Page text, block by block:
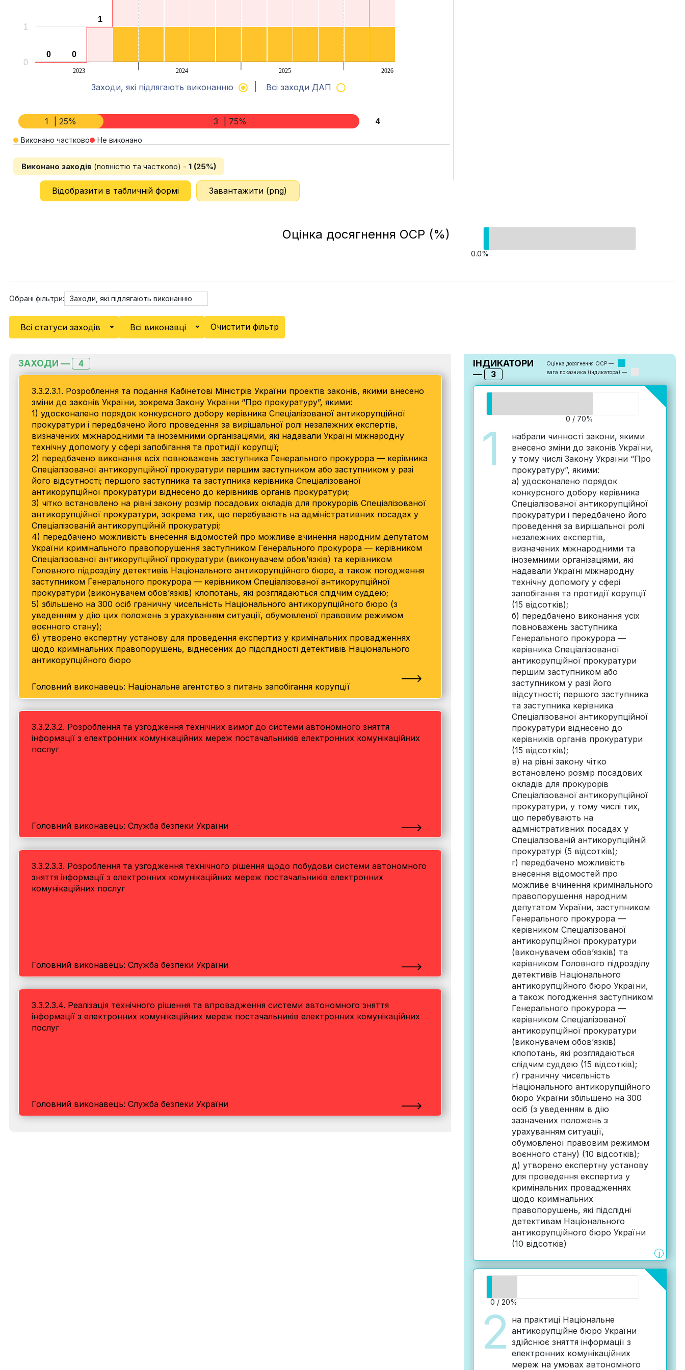
0
0 0
0
1
1
2023 2024 2025 2026
0
1
Заходи, які підлягають виконанню Всі заходи ДАП
1 | 25% 3 | 75% 4
Виконано частково Не виконано
Виконано заходів(повністю та частково) - 1 (25%)
Відобразити в табличній формі Завантажити (png)
Оцінка досягнення ОСР (%)
0.0%
Обрані фільтри: Заходи, які підлягають виконанню
Всі статуси заходів Всі виконавці Очистити фільтр
ЗАХОДИ — 4
3.3.2.3.1. Розроблення та подання Кабінетові Міністрів України проектів законів, якими внесено
зміни до законів України, зокрема Закону України “Про прокуратуру”, якими:
1) удосконалено порядок конкурсного добору керівника Спеціалізованої антикорупційної
прокуратури і передбачено його проведення за вирішальної ролі незалежних експертів,
визначених міжнародними та іноземними організаціями, які надавали Україні міжнародну
технічну допомогу у сфері запобігання та протидії корупції;
2) передбачено виконання всіх повноважень заступника Генерального прокурора — керівника
Спеціалізованої антикорупційної прокуратури першим заступником або заступником у разі
його відсутності; першого заступника та заступника керівника Спеціалізованої
антикорупційної прокуратури віднесено до керівників органів прокуратури;
3) чітко встановлено на рівні закону розмір посадових окладів для прокурорів Спеціалізованої
антикорупційної прокуратури, зокрема тих, що перебувають на адміністративних посадах у
Спеціалізованій антикорупційній прокуратурі;
4) передбачено можливість внесення відомостей про можливе вчинення народним депутатом
України кримінального правопорушення заступником Генерального прокурора — керівником
Спеціалізованої антикорупційної прокуратури (виконувачем обов’язків) та керівником
Головного підрозділу детективів Національного антикорупційного бюро, а також погодження
заступником Генерального прокурора — керівником Спеціалізованої антикорупційної
прокуратури (виконувачем обов’язків) клопотань, які розглядаються слідчим суддею;
5) збільшено на 300 осіб граничну чисельність Національного антикорупційного бюро (з
уведенням у дію цих положень з урахуванням ситуації, обумовленої правовим режимом
воєнного стану);
6) утворено експертну установу для проведення експертиз у кримінальних провадженнях
щодо кримінальних правопорушень, віднесених до підслідності детективів Національного
антикорупційного бюро
Головний виконавець: Національне агентство з питань запобігання корупції
3.3.2.3.2. Розроблення та узгодження технічних вимог до системи автономного зняття
інформації з електронних комунікаційних мереж постачальників електронних комунікаційних
послуг
Головний виконавець: Служба безпеки України
3.3.2.3.3. Розроблення та узгодження технічного рішення щодо побудови системи автономного
зняття інформації з електронних комунікаційних мереж постачальників електронних
комунікаційних послуг
Головний виконавець: Служба безпеки України
3.3.2.3.4. Реалізація технічного рішення та впровадження системи автономного зняття
інформації з електронних комунікаційних мереж постачальників електронних комунікаційних
послуг
Головний виконавець: Служба безпеки України
ІНДИКАТОРИ
—
3
Оцінка досягнення ОСР —
вага показника (індикатора) —
1
0 / 70%
набрали чинності закони, якими
внесено зміни до законів України,
у тому числі Закону України “Про
прокуратуру”, якими:
а) удосконалено порядок
конкурсного добору керівника
Спеціалізованої антикорупційної
прокуратури і передбачено його
проведення за вирішальної ролі
незалежних експертів,
визначених міжнародними та
іноземними організаціями, які
надавали Україні міжнародну
технічну допомогу у сфері
запобігання та протидії корупції
(15 відсотків);
б) передбачено виконання усіх
повноважень заступника
Генерального прокурора —
керівника Спеціалізованої
антикорупційної прокуратури
першим заступником або
заступником у разі його
відсутності; першого заступника
та заступника керівника
Спеціалізованої антикорупційної
прокуратури віднесено до
керівників органів прокуратури
(15 відсотків);
в) на рівні закону чітко
встановлено розмір посадових
окладів для прокурорів
Спеціалізованої антикорупційної
прокуратури, у тому числі тих,
що перебувають на
адміністративних посадах у
Спеціалізованій антикорупційній
прокуратурі (5 відсотків);
г) передбачено можливість
внесення відомостей про
можливе вчинення кримінального
правопорушення народним
депутатом України, заступником
Генерального прокурора —
керівником Спеціалізованої
антикорупційної прокуратури
(виконувачем обов’язків) та
керівником Головного підрозділу
детективів Національного
антикорупційного бюро України,
а також погодження заступником
Генерального прокурора —
керівником Спеціалізованої
антикорупційної прокуратури
(виконувачем обов’язків)
клопотань, які розглядаються
слідчим суддею (15 відсотків);
ґ) граничну чисельність
Національного антикорупційного
бюро України збільшено на 300
осіб (з уведенням в дію
зазначених положень з
урахуванням ситуації,
обумовленої правовим режимом
воєнного стану) (10 відсотків);
д) утворено експертну установу
для проведення експертиз у
кримінальних провадженнях
щодо кримінальних
правопорушень, які підслідні
детективам Національного
антикорупційного бюро України
(10 відсотків)
i
2
0 / 20%
на практиці Національне
антикорупційне бюро України
здійснює зняття інформації з
електронних комунікаційних
мереж на умовах автономного